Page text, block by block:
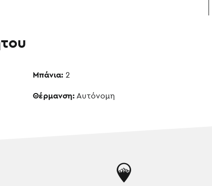
Μπάνια: 2
Θέρμανση: Αυτόνομη